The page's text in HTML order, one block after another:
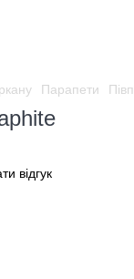
Парапети
відгук